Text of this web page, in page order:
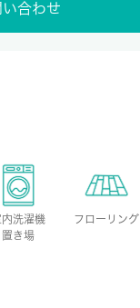
い合わせ
内洗濯機
置き場
フローリング